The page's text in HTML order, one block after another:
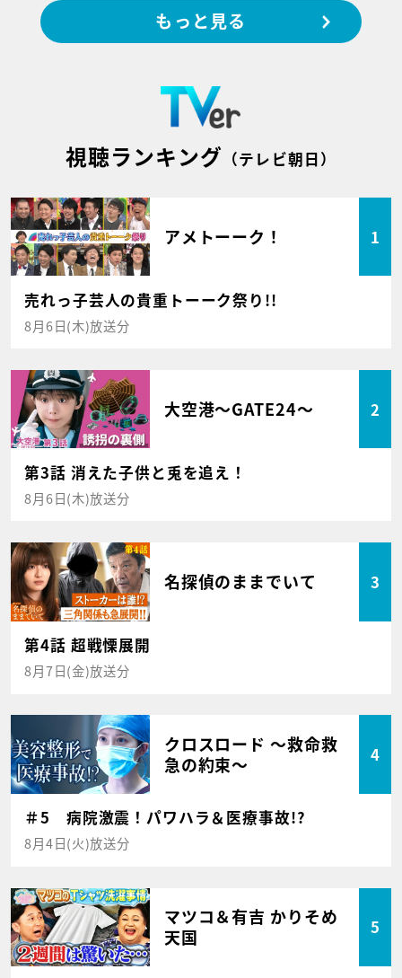
もっと見る
視聴ランキング （テレビ朝日）
アメトーーク！ 1
売れっ子芸人の貴重トーーク祭り!!
8月6日(木)放送分
大空港～GATE24～ 2
第3話 消えた子供と兎を追え！
8月6日(木)放送分
名探偵のままでいて 3
第4話 超戦慄展開
8月7日(金)放送分
クロスロード ～救命救
急の約束～
4
＃5 病院激震！パワハラ＆医療事故!?
8月4日(火)放送分
マツコ＆有吉 かりそめ
天国
5